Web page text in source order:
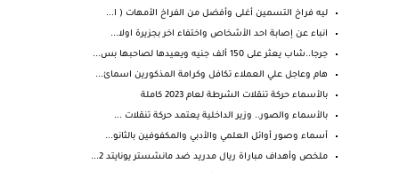
ليه فراخ التسمين أغلى وأفضل من الفراخ الأمهات ( ا...
انباء عن إصابة احد الأشخاص واختفاء اخر بجزيرة اولا...
جرجا..شاب يعثر على 150 ألف جنيه ويعيدها لصاحبها بس...
هام وعاجل علي العملاء تكافل وكرامة المذكورين اسمائ...
بالأسماء حركة تنقلات الشرطة لعام 2023 كاملة
بالأسماء والصور.. وزير الداخلية يعتمد حركة تنقلات ...
أسماء وصور أوائل العلمي والأدبي والمكفوفين بالثانو...
ملخص وأهداف مباراة ريال مدريد ضد مانشستر يونايتد 2...